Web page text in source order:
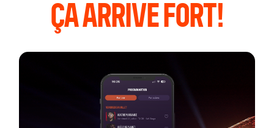
ÇA ARRIVE FORT!